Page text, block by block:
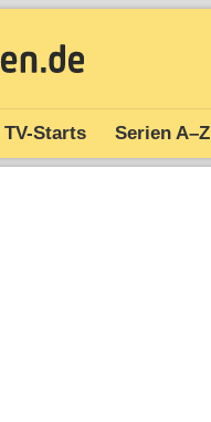
TV-Starts Serien A–Z